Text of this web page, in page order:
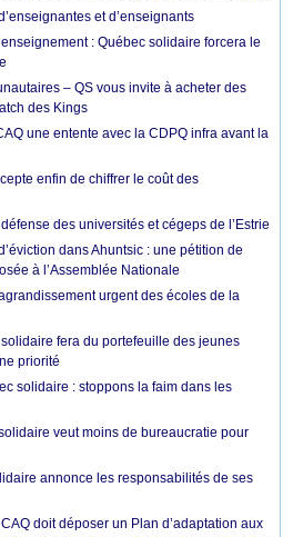
et d’enseignants
: Québec solidaire forcera le
– QS vous invite à acheter des
des Kings
une entente avec la CDPQ infra avant la
enfin de chiffrer le coût des
des universités et cégeps de l’Estrie
dans Ahuntsic : une pétition de
à l’Assemblée Nationale
urgent des écoles de la
fera du portefeuille des jeunes
priorité
solidaire : stoppons la faim dans les
veut moins de bureaucratie pour
annonce les responsabilités de ses
doit déposer un Plan d’adaptation aux